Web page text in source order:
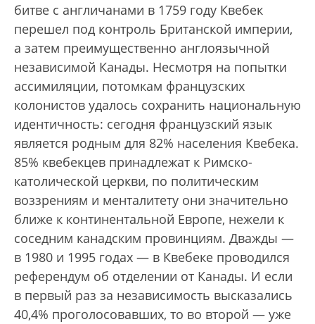
битве с англичанами в 1759 году Квебек
перешел под контроль Британской империи,
а затем преимущественно англоязычной
независимой Канады. Несмотря на попытки
ассимиляции, потомкам французских
колонистов удалось сохранить национальную
идентичность: сегодня французский язык
является родным для 82% населения Квебека.
85% квебекцев принадлежат к Римско-
католической церкви, по политическим
воззрениям и менталитету они значительно
ближе к континентальной Европе, нежели к
соседним канадским провинциям. Дважды —
в 1980 и 1995 годах — в Квебеке проводился
референдум об отделении от Канады. И если
в первый раз за независимость высказались
40,4% проголосовавших, то во второй — уже